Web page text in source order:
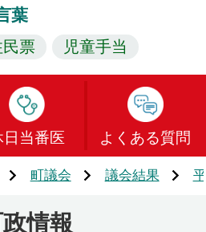
葉
民票 児童手当
日当番医 よくある質問
町議会 議会結果
情報